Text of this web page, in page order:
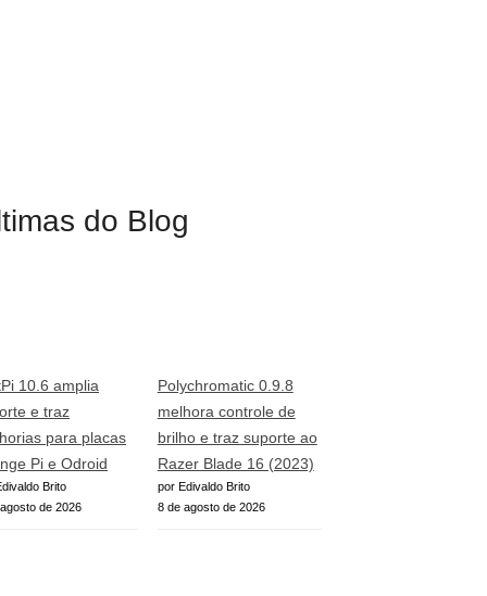
do Blog
10.6 amplia
e traz
para placas
Pi e Odroid
Brito
de 2026
Polychromatic 0.9.8
melhora controle de
brilho e traz suporte ao
Razer Blade 16 (2023)
por Edivaldo Brito
8 de agosto de 2026